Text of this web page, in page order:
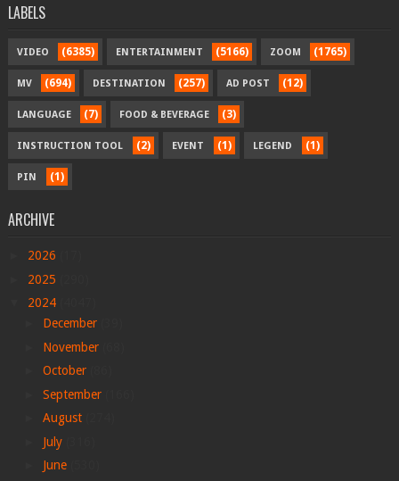
LABELS
VIDEO (6385) ENTERTAINMENT (5166) ZOOM (1765)
MV (694) DESTINATION (257) AD POST (12)
LANGUAGE (7) FOOD & BEVERAGE (3)
INSTRUCTION TOOL (2) EVENT (1) LEGEND (1)
PIN (1)
ARCHIVE
2026
2025
2024
December
November
October
September
August
July
June